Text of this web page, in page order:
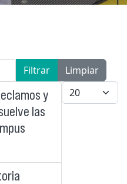
Filtrar
Limpiar
Cantidad a
y
las